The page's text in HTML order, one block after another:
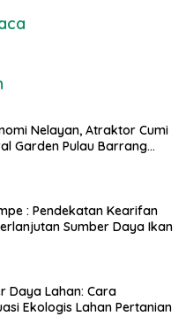
Nelayan, Atraktor Cumi
Garden Pulau Barrang
: Pendekatan Kearifan
Sumber Daya Ikan
Daya Lahan: Cara
Ekologis Lahan Pertanian